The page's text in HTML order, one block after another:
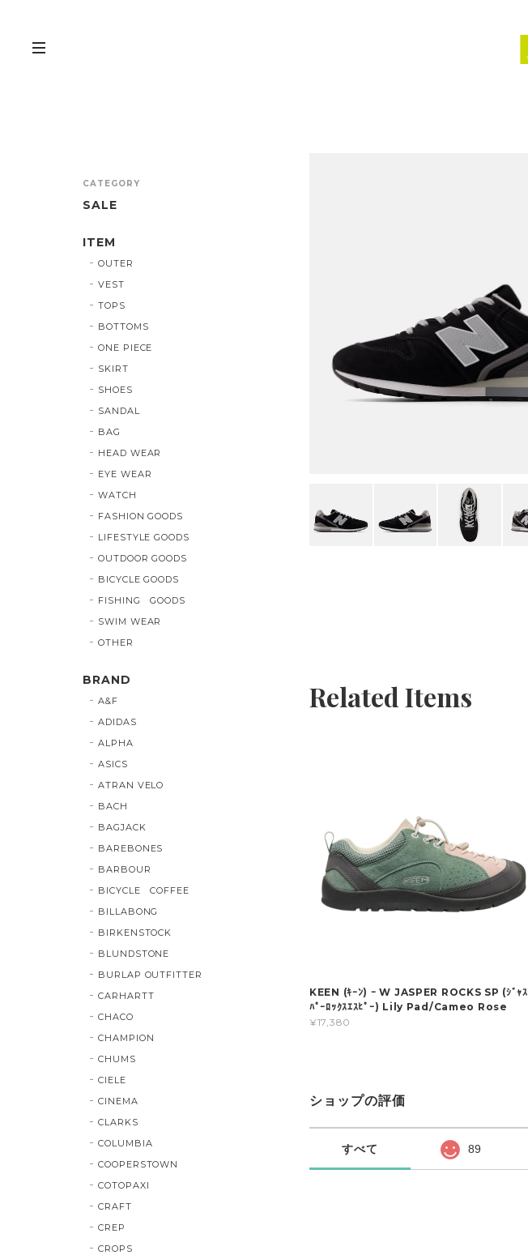
Related Items
KEEN (ｷｰﾝ) ｰ W JASPER ROCKS SP (ｼﾞｬｽ
ﾊﾟｰﾛｯｸｽｴｽﾋﾟｰ) Lily Pad/Cameo Rose
¥17,380
ショップの評価
すべて 89
CATEGORY
SALE
ITEM
OUTER
VEST
TOPS
BOTTOMS
ONE PIECE
SKIRT
SHOES
SANDAL
BAG
HEAD WEAR
EYE WEAR
WATCH
FASHION GOODS
LIFESTYLE GOODS
OUTDOOR GOODS
BICYCLE GOODS
FISHING GOODS
SWIM WEAR
OTHER
BRAND
A&F
ADIDAS
ALPHA
ASICS
ATRAN VELO
BACH
BAGJACK
BAREBONES
BARBOUR
BICYCLE COFFEE
BILLABONG
BIRKENSTOCK
BLUNDSTONE
BURLAP OUTFITTER
CARHARTT
CHACO
CHAMPION
CHUMS
CIELE
CINEMA
CLARKS
COLUMBIA
COOPERSTOWN
COTOPAXI
CRAFT
CREP
CROPS